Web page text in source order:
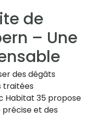
de
– Une
des dégâts
traitées
Habitat 35 propose
précise et des